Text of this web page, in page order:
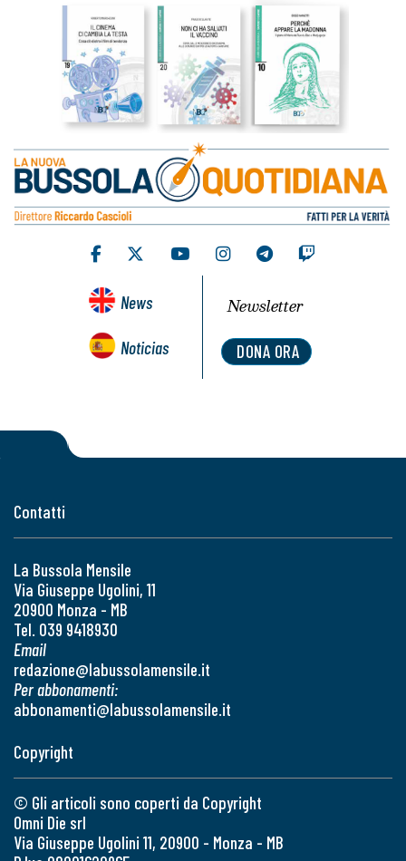
News
Noticias
Newsletter
DONA ORA
Contatti
La Bussola Mensile
Via Giuseppe Ugolini, 11
20900 Monza - MB
Tel. 039 9418930
Email
redazione@labussolamensile.it
Per abbonamenti:
abbonamenti@labussolamensile.it
Copyright
© Gli articoli sono coperti da Copyright
Omni Die srl
Via Giuseppe Ugolini 11, 20900 - Monza - MB